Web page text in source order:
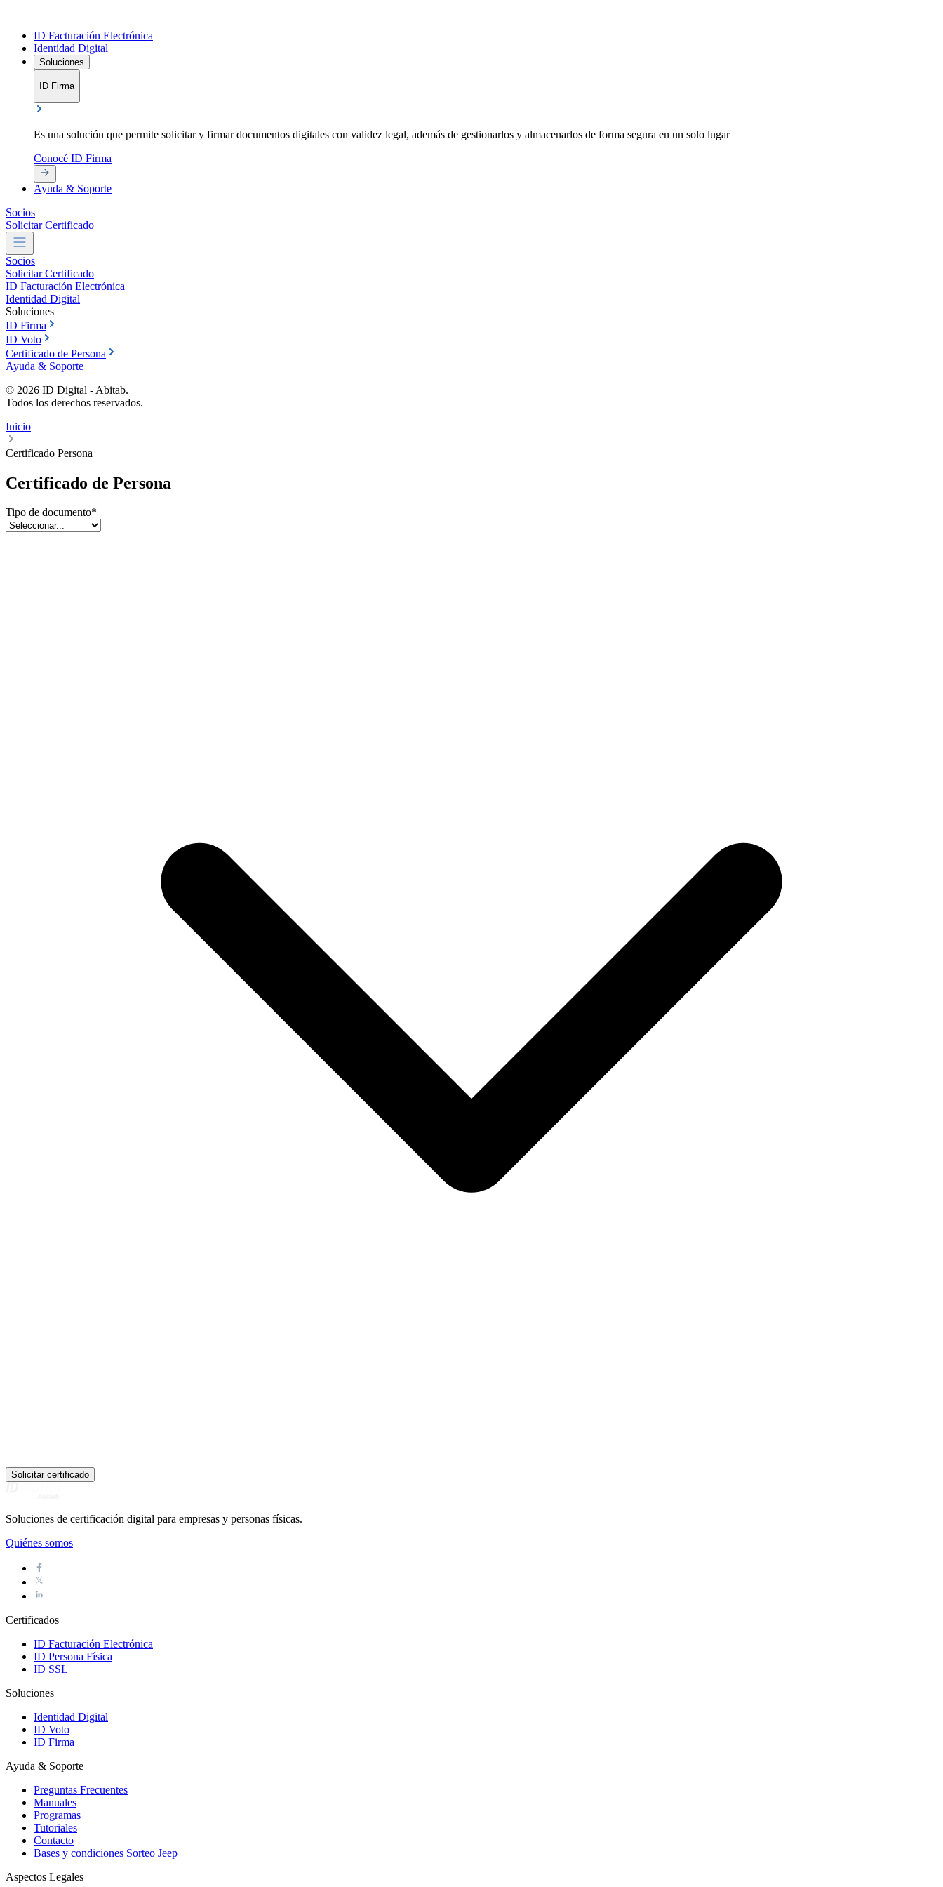
ID Facturación Electrónica
Identidad Digital
Soluciones
ID Firma
Es una solución que permite solicitar y firmar documentos digitales con validez legal, además de gestionarlos y almacenarlos de forma segura en un solo lugar
Conocé ID Firma
Ayuda & Soporte
Socios
Solicitar Certificado
Socios
Solicitar Certificado
ID Facturación Electrónica
Identidad Digital
Soluciones
ID Firma
ID Voto
Certificado de Persona
Ayuda & Soporte
© 2026 ID Digital - Abitab.
Todos los derechos reservados.
Inicio
Certificado Persona
Certificado de Persona
Tipo de documento*
Solicitar certificado
Soluciones de certificación digital para empresas y personas físicas.
Quiénes somos
Certificados
ID Facturación Electrónica
ID Persona Física
ID SSL
Soluciones
Identidad Digital
ID Voto
ID Firma
Ayuda & Soporte
Preguntas Frecuentes
Manuales
Programas
Tutoriales
Contacto
Bases y condiciones Sorteo Jeep
Aspectos Legales